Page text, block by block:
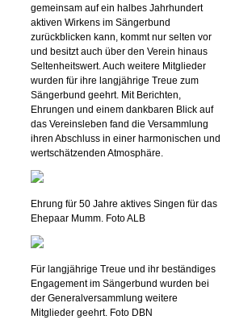
gemeinsam auf ein halbes Jahrhundert
aktiven Wirkens im Sängerbund
zurückblicken kann, kommt nur selten vor
und besitzt auch über den Verein hinaus
Seltenheitswert. Auch weitere Mitglieder
wurden für ihre langjährige Treue zum
Sängerbund geehrt. Mit Berichten,
Ehrungen und einem dankbaren Blick auf
das Vereinsleben fand die Versammlung
ihren Abschluss in einer harmonischen und
wertschätzenden Atmosphäre.
Ehrung für 50 Jahre aktives Singen für das
Ehepaar Mumm. Foto ALB
Für langjährige Treue und ihr beständiges
Engagement im Sängerbund wurden bei
der Generalversammlung weitere
Mitglieder geehrt. Foto DBN